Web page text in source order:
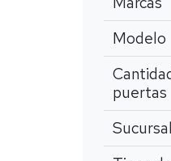
Modelo
puertas